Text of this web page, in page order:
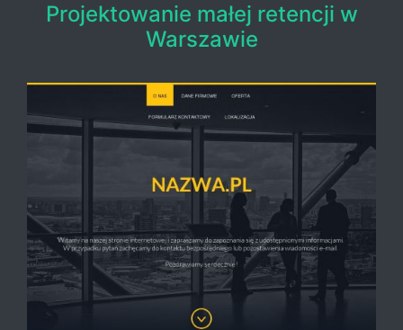
Projektowanie małej retencji w
Warszawie